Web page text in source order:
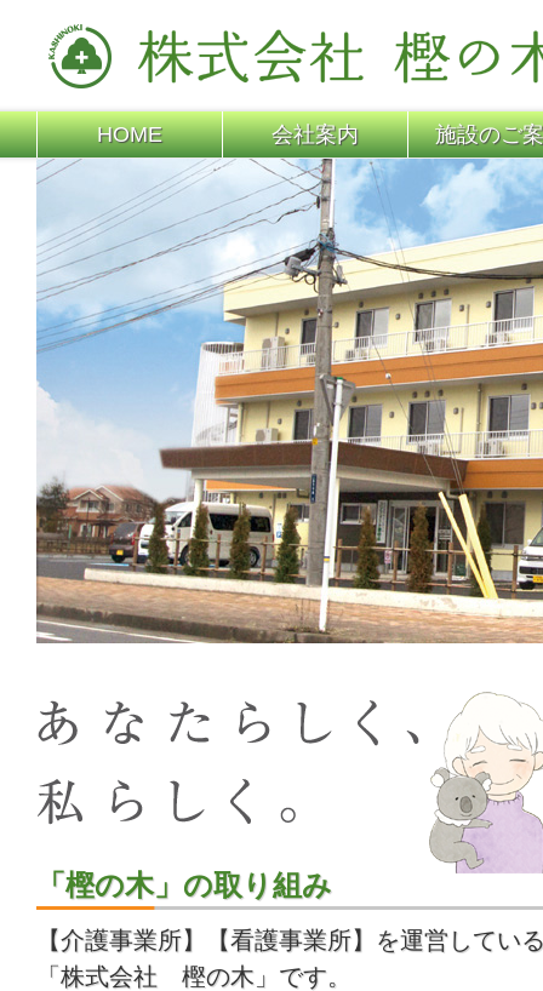
HOME 会社案内 施設のご
「樫の木」の取り組み
【介護事業所】【看護事業所】を運営してい
「株式会社 樫の木」です。